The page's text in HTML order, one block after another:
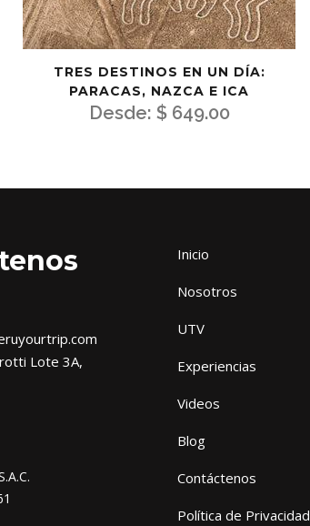
TRES DESTINOS EN UN DÍA:
PARACAS, NAZCA E ICA
Desde: $649.00
Lote 3A,
Inicio
Nosotros
UTV
Experiencias
Videos
Blog
Contáctenos
Política de Privacidad